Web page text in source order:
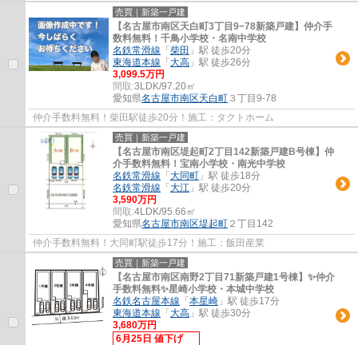
売買｜新築一戸建
【名古屋市南区天白町3丁目9−78新築戸建】仲介手
数料無料！千鳥小学校・名南中学校
名鉄常滑線 「 柴田 」駅 徒歩20分
東海道本線 「 大高 」駅 徒歩26分
3,099.5万円
間取:3LDK/97.20㎡
愛知県名古屋市南区天白町 ３丁目9-78
仲介手数料無料！柴田駅徒歩20分！施工：タクトホーム
売買｜新築一戸建
【名古屋市南区堤起町2丁目142新築戸建B号棟】仲
介手数料無料！宝南小学校・南光中学校
名鉄常滑線 「 大同町 」駅 徒歩18分
名鉄常滑線 「 大江 」駅 徒歩20分
3,590万円
間取:4LDK/95.66㎡
愛知県名古屋市南区堤起町 ２丁目142
仲介手数料無料！大同町駅徒歩17分！施工：飯田産業
売買｜新築一戸建
【名古屋市南区南野2丁目71新築戸建1号棟】✨️仲介
手数料無料✨️星崎小学校・本城中学校
名鉄名古屋本線 「 本星崎 」駅 徒歩17分
東海道本線 「 大高 」駅 徒歩30分
3,680万円
6月25日 値下げ